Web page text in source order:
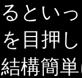
とい
目押
構簡